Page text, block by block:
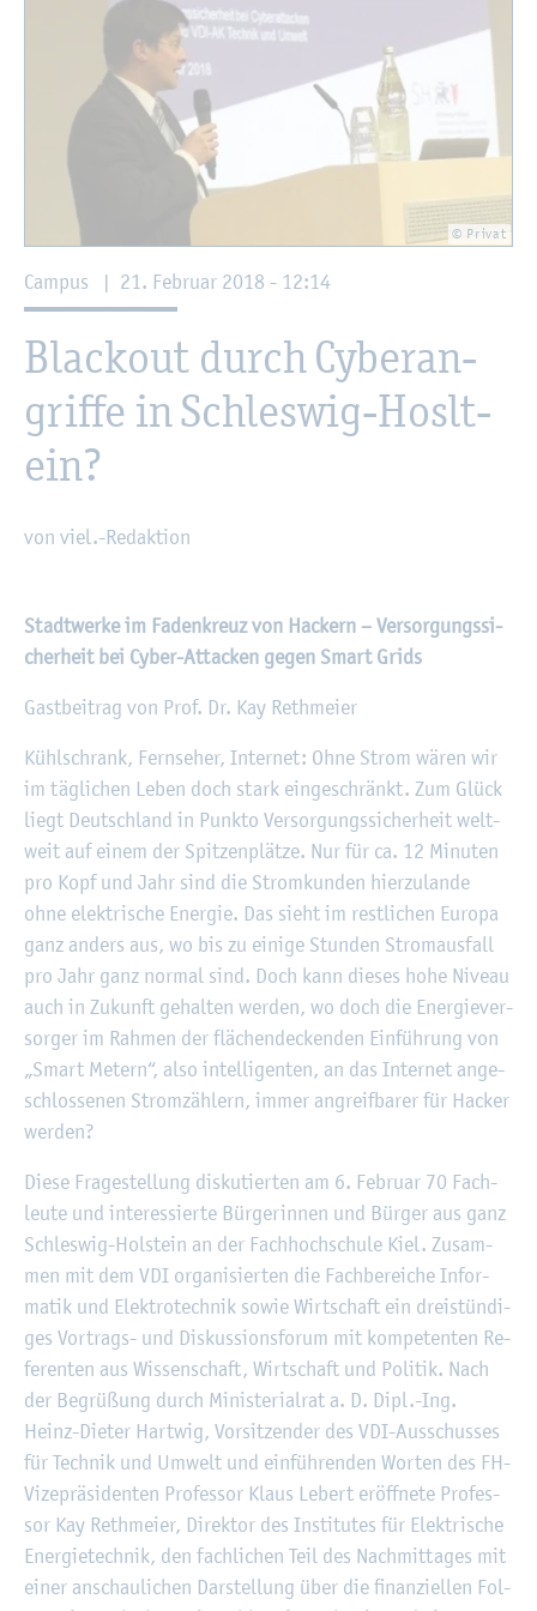
© Pri­vat
Cam­pus | 21. Fe­bru­ar 2018 - 12:14
Black­out durch Cy­ber­an­
grif­fe in Schles­wig-Hoslt­
ein?
von viel.-Re­dak­ti­on
Stadt­wer­ke im Fa­den­kreuz von Ha­ckern – Ver­sor­gungs­si­
cher­heit bei Cyber-At­ta­cken gegen Smart Grids
Gast­bei­trag von Prof. Dr. Kay Reth­mei­er
Kühl­schrank, Fern­se­her, In­ter­net: Ohne Strom wären wir
im täg­li­chen Leben doch stark ein­ge­schränkt. Zum Glück
liegt Deutsch­land in Punk­to Ver­sor­gungs­si­cher­heit welt­
weit auf einem der Spit­zen­plät­ze. Nur für ca. 12 Mi­nu­ten
pro Kopf und Jahr sind die Strom­kun­den hier­zu­lan­de
ohne elek­tri­sche En­er­gie. Das sieht im rest­li­chen Eu­ro­pa
ganz an­ders aus, wo bis zu ei­ni­ge Stun­den Strom­aus­fall
pro Jahr ganz nor­mal sind. Doch kann die­ses hohe Ni­veau
auch in Zu­kunft ge­hal­ten wer­den, wo doch die En­er­gie­ver­
sor­ger im Rah­men der flä­chen­de­cken­den Ein­füh­rung von
„Smart Me­tern“, also in­tel­li­gen­ten, an das In­ter­net an­ge­
schlos­se­nen Strom­zäh­lern, immer an­greif­ba­rer für Ha­cker
wer­den?
Diese Fra­ge­stel­lung dis­ku­tier­ten am 6. Fe­bru­ar 70 Fach­
leu­te und in­ter­es­sier­te Bür­ge­rin­nen und Bür­ger aus ganz
Schles­wig-Hol­stein an der Fach­hoch­schu­le Kiel. Zu­sam­
men mit dem VDI or­ga­ni­sier­ten die Fach­be­rei­che In­for­
ma­tik und Elek­tro­tech­nik sowie Wirt­schaft ein drei­stün­di­
ges Vor­trags- und Dis­kus­si­ons­fo­rum mit kom­pe­ten­ten Re­
fe­ren­ten aus Wis­sen­schaft, Wirt­schaft und Po­li­tik. Nach
der Be­grü­ßung durch Mi­nis­te­ri­al­rat a. D. Dipl.-Ing.
Heinz-Die­ter Hart­wig, Vor­sit­zen­der des VDI-Aus­schus­ses
für Tech­nik und Um­welt und ein­füh­ren­den Wor­ten des FH-
Vi­ze­prä­si­den­ten Pro­fes­sor Klaus Le­bert er­öff­ne­te Pro­fes­
sor Kay Reth­mei­er, Di­rek­tor des In­sti­tu­tes für Elek­tri­sche
En­er­gie­tech­nik, den fach­li­chen Teil des Nach­mit­ta­ges mit
einer an­schau­li­chen Dar­stel­lung über die fi­nan­zi­el­len Fol­
© Fach­hoch­schu­le Kiel